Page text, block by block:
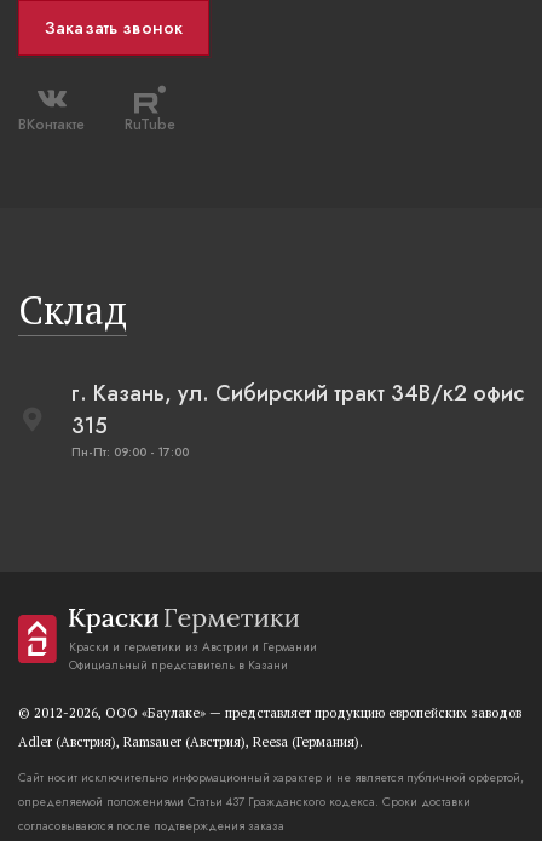
Заказать звонок
ВКонтакте RuTube
Склад
г. Казань, ул. Сибирский тракт 34В/к2 офис
315
Пн-Пт: 09:00 - 17:00
Краски и герметики из Австрии и Германии
Официальный представитель в Казани
© 2012-2026, OOO «Баулаке» — представляет продукцию европейских заводов
Adler (Австрия), Ramsauer (Австрия), Reesa (Германия).
Сайт носит исключительно информационный характер и не является публичной орфертой,
определяемой положениями Статьи 437 Гражданского кодекса. Сроки доставки
согласовываются после подтверждения заказа